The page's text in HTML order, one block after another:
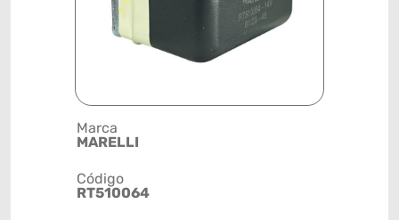
Marca
MARELLI
Código
RT510064